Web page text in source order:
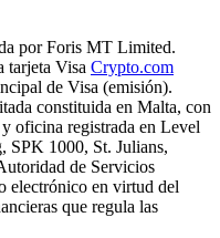
por Foris MT Limited.
tarjeta Visa Crypto.com
de Visa (emisión).
constituida en Malta, con
oficina registrada en Level
SPK 1000, St. Julians,
de Servicios
electrónico en virtud del
que regula las